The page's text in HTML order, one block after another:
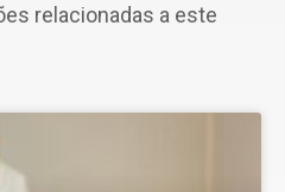
relacionadas a este